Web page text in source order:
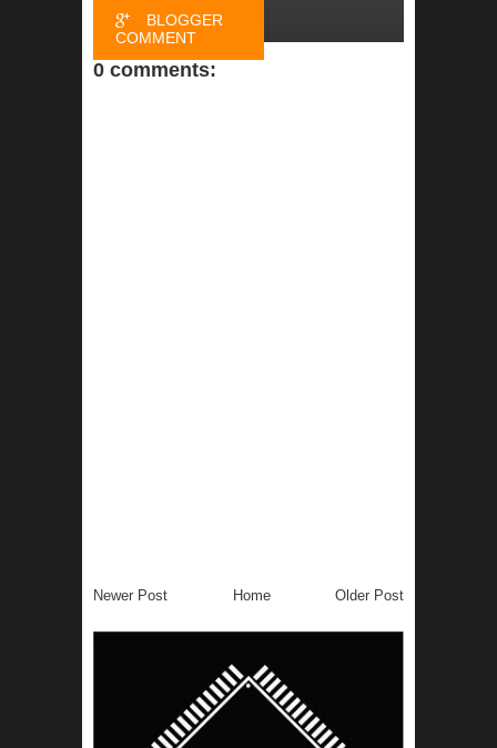
BLOGGER
COMMENT
FACEBOOK
0 comments:
Newer Post Older Post
Home